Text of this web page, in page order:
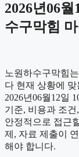
2026년06
수구막힘
노원하수구막힘
다 현재 상황에
2026년06월12일
기준, 비용과 조
안정적으로 접근
제, 자료 제출이
해야 합니다.